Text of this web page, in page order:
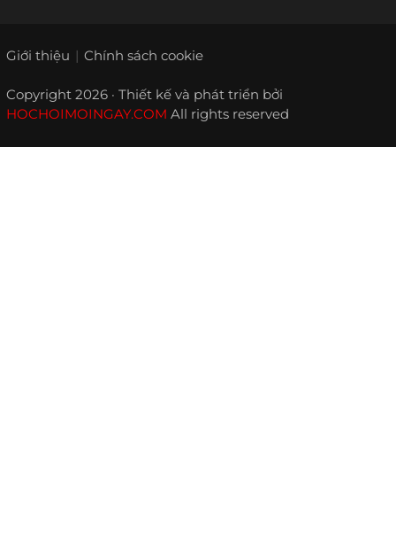
Giới thiệu Chính sách cookie
Copyright 2026 · Thiết kế và phát triển bởi
HOCHOIMOINGAY.COM All rights reserved